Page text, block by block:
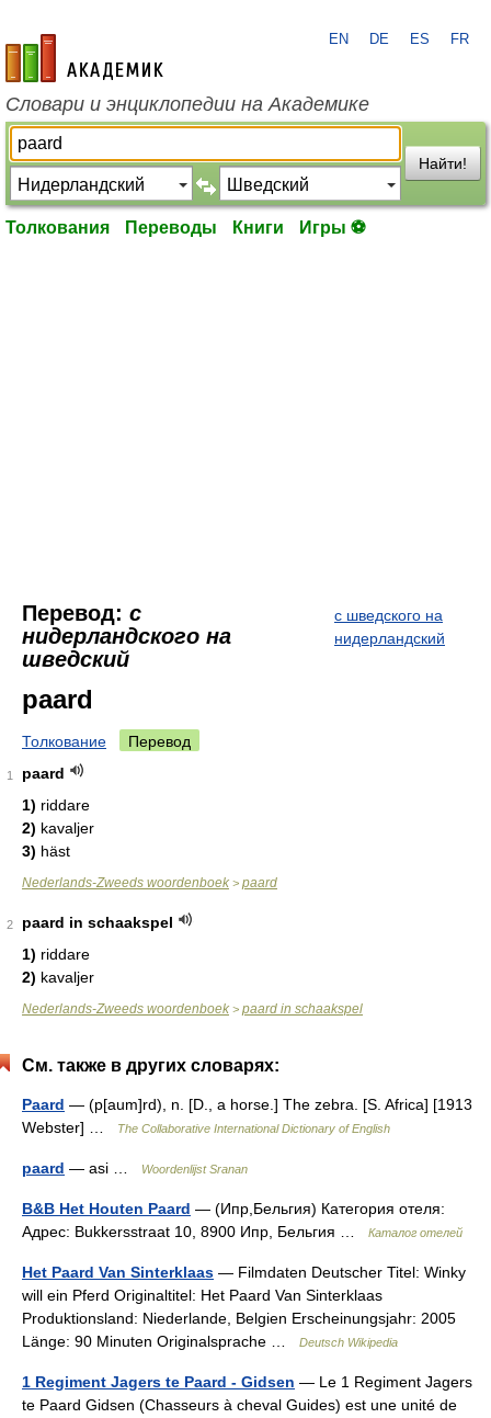
academic.ru
EN DE ES FR
Словари и энциклопедии на Академике
Найти!
Толкования Переводы Книги Игры ⚽
Перевод: с
нидерландского на
шведский
с шведского на
нидерландский
paard
Толкование Перевод
1
paard
1) riddare
2) kavaljer
3) häst
Nederlands-Zweeds woordenboek > paard
2
paard in schaakspel
1) riddare
2) kavaljer
Nederlands-Zweeds woordenboek > paard in schaakspel
См. также в других словарях:
Paard — (p[aum]rd), n. [D., a horse.] The zebra. [S. Africa] [1913
Webster] …
The Collaborative International Dictionary of English
paard — asi … Woordenlijst Sranan
B&B Het Houten Paard — (Ипр,Бельгия) Категория отеля:
Адрес: Bukkersstraat 10, 8900 Ипр, Бельгия …
Каталог отелей
Het Paard Van Sinterklaas — Filmdaten Deutscher Titel: Winky
will ein Pferd Originaltitel: Het Paard Van Sinterklaas
Produktionsland: Niederlande, Belgien Erscheinungsjahr: 2005
Länge: 90 Minuten Originalsprache …
Deutsch Wikipedia
1 Regiment Jagers te Paard - Gidsen — Le 1 Regiment Jagers
te Paard Gidsen (Chasseurs à cheval Guides) est une unité de